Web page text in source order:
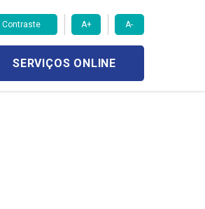
Contraste A+ A-
SERVIÇOS ONLINE